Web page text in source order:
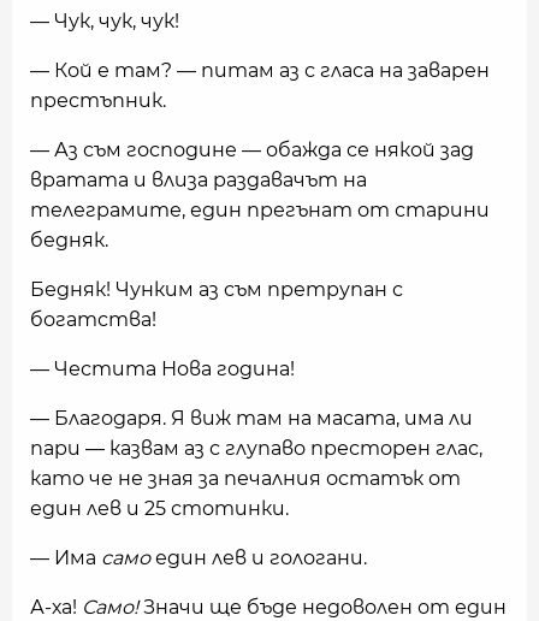
— Чук, чук, чук!
— Кой е там? — питам аз с гласа на заварен
престъпник.
— Аз съм господине — обажда се някой зад
вратата и влиза раздавачът на
телеграмите, един прегънат от старини
бедняк.
Бедняк! Чунким аз съм претрупан с
богатства!
— Честита Нова година!
— Благодаря. Я виж там на масата, има ли
пари — казвам аз с глупаво престорен глас,
като че не зная за печалния остатък от
един лев и 25 стотинки.
— Има самоедин лев и гологани.
А-ха! Само!Значи ще бъде недоволен от един